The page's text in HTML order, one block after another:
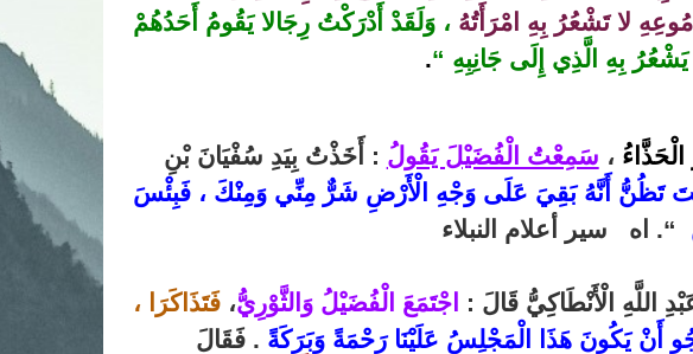
لا تَشْعُرُ بِهِ امْرَأَتُهُ ، وَلَقَدْ أَدْرَكْتُ رِجَالا يَقُومُ أَحَدُهُمْ
بِهِ الَّذِي إِلَى جَانِبِهِ “.
الْحَذَّاءُ، سَمِعْتُ الْفُضَيْلَ يَقُولُ : أَخَذْتُ بِيَدِ سُفْيَانَ بْنِ
تَظُنُّ أَنَّهُ بَقِيَ عَلَى وَجْهِ الْأَرْضِ شَرٌّ مِنِّي وَمِنْكَ ، فَبِئْسَ
“. اه سير أعلام النبلاء
اللَّهِ الْأَنْطَاكِيُّ قَالَ : اجْتَمَعَ الْفُضَيْلُ وَالثَّوْرِيُّ، فَتَذَاكَرَا ،
أَنْ يَكُونَ هَذَا الْمَجْلِسُ عَلَيْنَا رَحْمَةً وَبَرَكَةً . فَقَالَ